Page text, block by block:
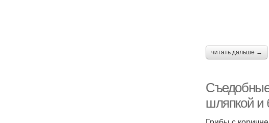
читать дальше →
Съедобные
шляпкой и